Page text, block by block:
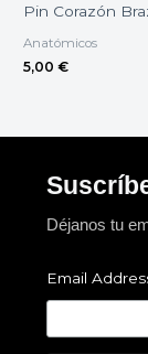
Pin Corazón
Anatómicos
5,00 €
Déjanos tu
Email